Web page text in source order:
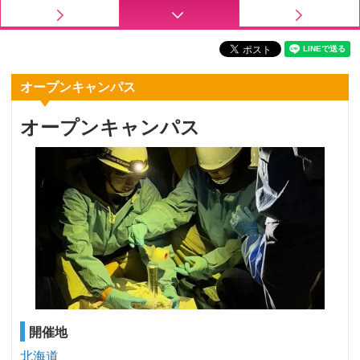
オープンキャンパス
オープンキャンパス
開催地
北海道